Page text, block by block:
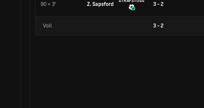
90 + 3' Z. Sapsford 3 - 2
Voll. 3-2